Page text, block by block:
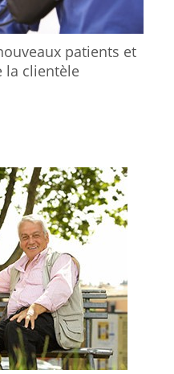
patients et
la clientèle